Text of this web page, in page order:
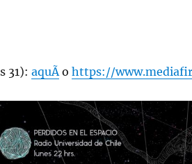
31): aquÃ­o https://